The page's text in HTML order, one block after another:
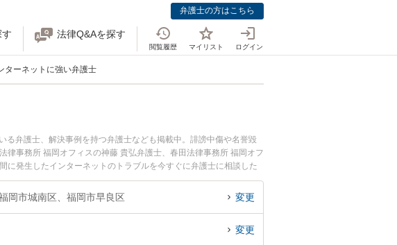
弁護士の方はこちら
法律Q&Aを探す
閲覧履歴 マイリスト ログイン
ターネットに強い弁護士
弁護士、解決事例を持つ弁護士なども掲載中。誹謗中傷や名誉毀
事務所 福岡オフィスの神藤 貴弘弁護士、春田法律事務所 福岡オフ
に発生したインターネットのトラブルを今すぐに弁護士に相談した
トを法律相談できる福岡市内の弁護士に相談予約したい』などでお
岡市城南区、福岡市早良区 変更
変更